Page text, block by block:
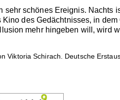
schönes Ereignis. Nachts
des Gedächtnisses, in dem
mehr hingeben will, wird
Viktoria Schirach. Deutsche